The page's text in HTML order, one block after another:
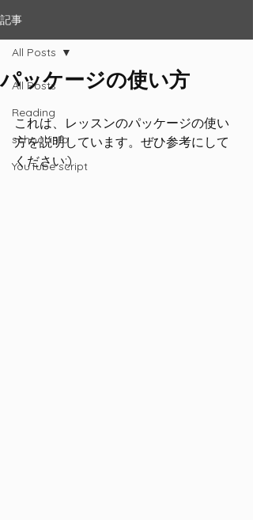
記事
All Posts
Reading
school info
YouTube script
All Posts
パッケージの使い方
これは、レッスンのパッケージの使い
方を説明しています。ぜひ参考にして
ください:)